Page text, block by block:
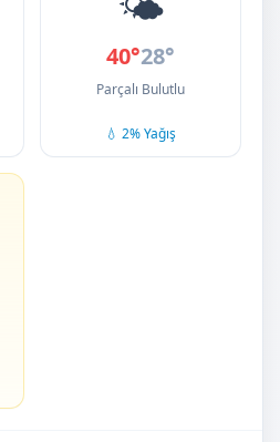
40°28°
Parçalı Bulutlu
💧 2% Yağış